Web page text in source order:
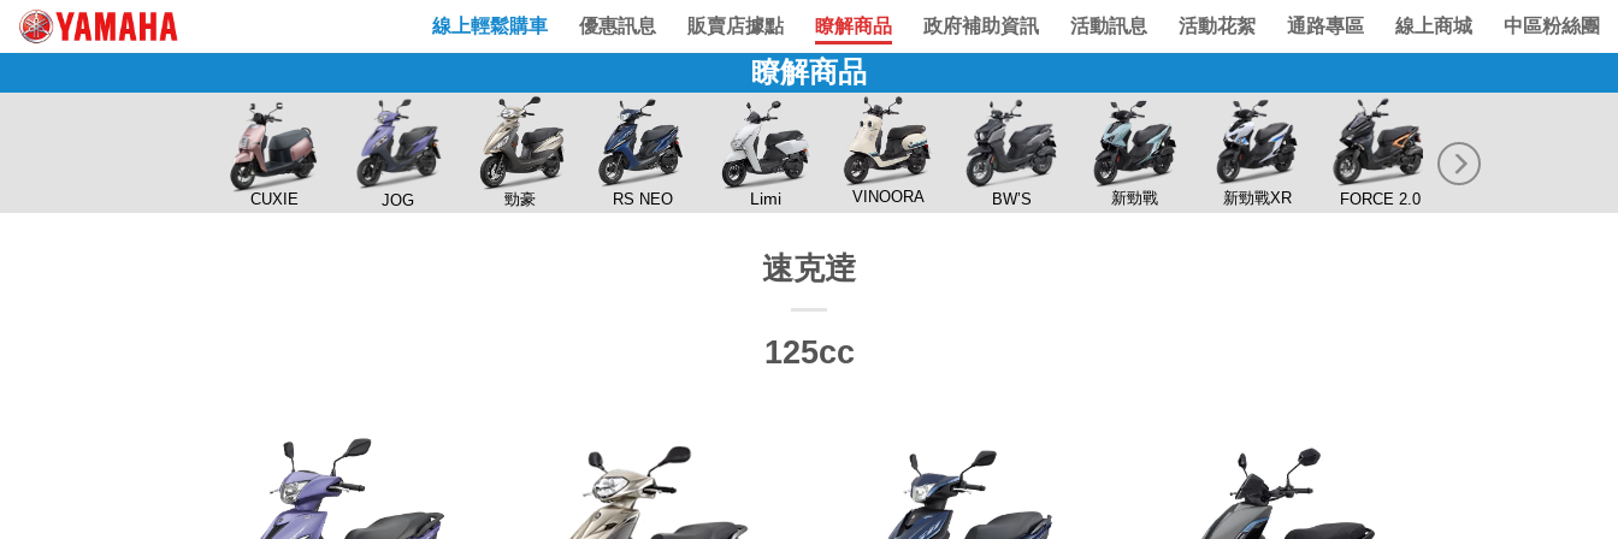
Skip
線上輕鬆購車 優惠訊息 販賣店據點 瞭解商品 政府補助資訊 活動訊息 活動花絮 通路專區 線上商城 中區粉絲團
瞭解商品
CUXIE JOG 勁豪 RS NEO Limi VINOORA BW’S 新勁戰 新勁戰XR FORCE 2.0
速克逹
125cc